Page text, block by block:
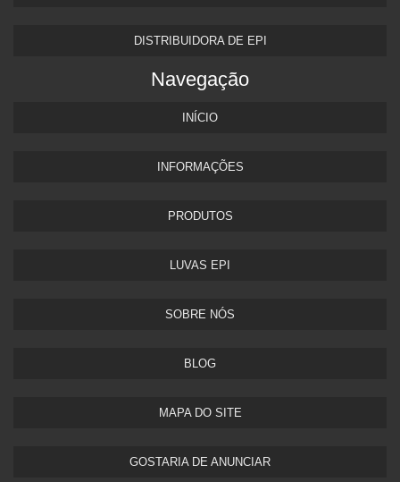
DISTRIBUIDORA DE EPI
Navegação
INÍCIO
INFORMAÇÕES
PRODUTOS
LUVAS EPI
SOBRE NÓS
BLOG
MAPA DO SITE
GOSTARIA DE ANUNCIAR